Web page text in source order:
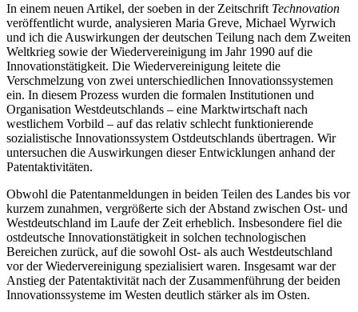
In einem neuen Artikel, der soeben in der Zeitschrift Technovation
veröffentlicht wurde, analysieren Maria Greve, Michael Wyrwich
und ich die Auswirkungen der deutschen Teilung nach dem Zweiten
Weltkrieg sowie der Wiedervereinigung im Jahr 1990 auf die
Innovationstätigkeit. Die Wiedervereinigung leitete die
Verschmelzung von zwei unterschiedlichen Innovationssystemen
ein. In diesem Prozess wurden die formalen Institutionen und
Organisation Westdeutschlands – eine Marktwirtschaft nach
westlichem Vorbild – auf das relativ schlecht funktionierende
sozialistische Innovationssystem Ostdeutschlands übertragen. Wir
untersuchen die Auswirkungen dieser Entwicklungen anhand der
Patentaktivitäten.
Obwohl die Patentanmeldungen in beiden Teilen des Landes bis vor
kurzem zunahmen, vergrößerte sich der Abstand zwischen Ost- und
Westdeutschland im Laufe der Zeit erheblich. Insbesondere fiel die
ostdeutsche Innovationstätigkeit in solchen technologischen
Bereichen zurück, auf die sowohl Ost- als auch Westdeutschland
vor der Wiedervereinigung spezialisiert waren. Insgesamt war der
Anstieg der Patentaktivität nach der Zusammenführung der beiden
Innovationssysteme im Westen deutlich stärker als im Osten.